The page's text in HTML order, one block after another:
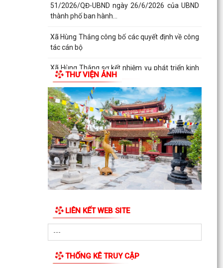
51/2026/QĐ-UBND ngày 26/6/2026 của UBND
thành phố ban hành...
Xã Hùng Thắng công bố các quyết định về công
tác cán bộ
Xã Hùng Thắng sơ kết nhiệm vụ phát triển kinh
tế - xã hội 6 tháng đầu năm, triển khai nhiệm vụ
6...
HỘI CCB TP HẢI PHÒNG BÀN GIAO KINH PHÍ HỖ
TRỢ SỬA CHỮA VÀ KHÁNH THÀNH NHÀ “NGHĨA
TÌNH CỰU CHIẾN...
HĐND xã Hùng Thắng thông qua Nghị quyết về
việc sắp xếp, tổ chức lại các thôn trên địa bàn xã
HĐND xã Hùng Thắng giám sát việc thực hiện
Hùng Thắng triển khai làm việc với các thôn về
công tác lựa chọn nhân sự cán bộ không
HỘI NÔNG DÂN XÃ HÙNG THẮNG TỔ CHỨC
THƯ VIỆN ẢNH
LIÊN KẾT WEB SITE
THỐNG KÊ TRUY CẬP